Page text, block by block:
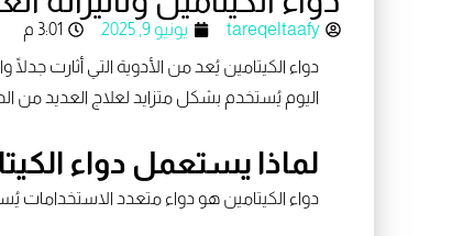
t
e
e
d
n
o
k
s
a
p
tareqeltaafy يونيو 9, 2025
3:01 م
دواء الكيتامين يُعد من الأدوية التي أثارت
اليوم يُستخدم بشكل متزايد لعلاج العديد من الحالات الصحية. إليك 7 حقائق
لماذا يستعمل دواء
دواء الكيتامين هو دواء متعدد